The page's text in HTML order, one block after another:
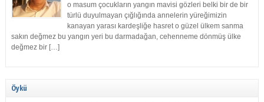
o masum çocukların yangın mavisi gözleri belki bir de bir
türlü duyulmayan çığlığında annelerin yüreğimizin
kanayan yarası kardeşliğe hasret o güzel ülkem sanma
sakın değmez bu yangın yeri bu darmadağan, cehenneme dönmüş ülke
değmez bir […]
Öykü